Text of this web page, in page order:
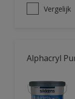
Vergelijk
Alphacryl